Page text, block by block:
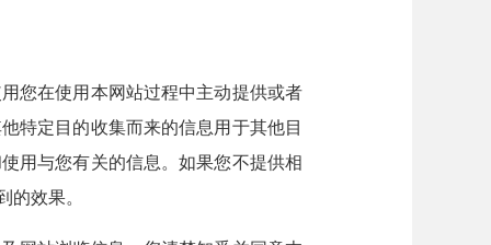
您在使用本网站过程中主动提供或者
特定目的收集而来的信息用于其他目
用与您有关的信息。如果您不提供相
的效果。